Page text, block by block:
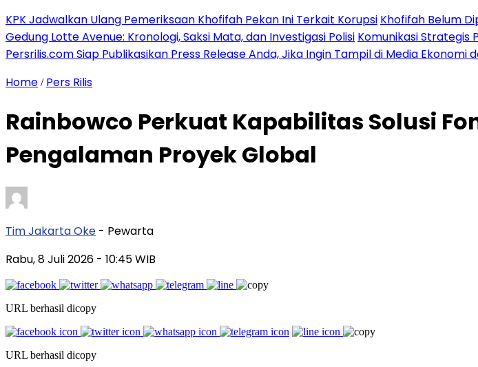
KPK Jadwalkan Ulang Pemeriksaan Khofifah Pekan Ini Terkait Korupsi Khofifah Belum
Gedung Lotte Avenue: Kronologi, Saksi Mata, dan Investigasi Polisi Komunikasi Strategis
Persrilis.com Siap Publikasikan Press Release Anda, Jika Ingin Tampil di Media Ekonomi
Home / Pers Rilis
Rainbowco Perkuat Kapabilitas Solusi
Pengalaman Proyek Global
Tim Jakarta Oke - Pewarta
Rabu, 8 Juli 2026 - 10:45 WIB
URL berhasil dicopy
URL berhasil dicopy